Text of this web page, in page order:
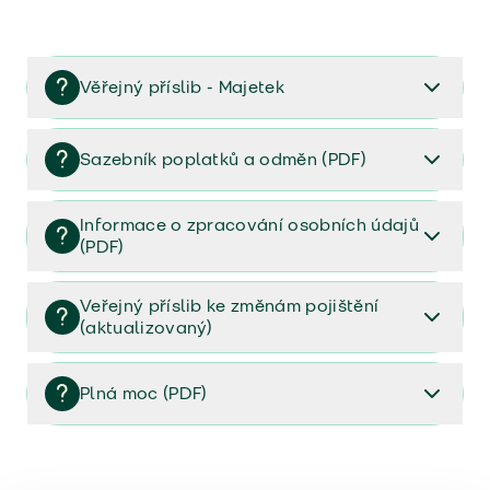
Věřejný příslib - Majetek
Věřejný příslib majetek 2023
Sazebník poplatků a odměn (PDF)
Sazebník poplatků a odměn (PDF)
Informace o zpracování osobních údajů
(PDF)
Informace o zpracování osobních údajů (PDF)
Veřejný příslib ke změnám pojištění
(aktualizovaný)
Veřejný příslib ke změnám pojištění (aktualizovaný)
Plná moc (PDF)